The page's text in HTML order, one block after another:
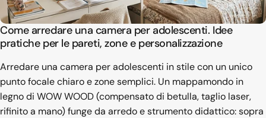
Come arredare una camera per adolescenti. Idee
pratiche per le pareti, zone e personalizzazione
Arredare una camera per adolescenti in stile con un unico
punto focale chiaro e zone semplici. Un mappamondo in
legno di WOW WOOD (compensato di betulla, taglio laser,
rifinito a mano) funge da arredo e strumento didattico: sopra